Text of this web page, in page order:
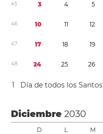
45 3 4 5
46 10 11 12
47 17 18 19
48 24 25 26
1 Día de todos los Santos
Diciembre2030
D L M